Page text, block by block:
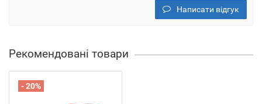
Написати відгук
Рекомендовані товари
- 20%